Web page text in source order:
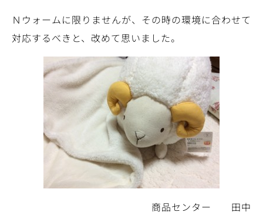
Ｎウォームに限りませんが、その時の環境に合わせて
対応するべきと、改めて思いました。
商品センター 田中